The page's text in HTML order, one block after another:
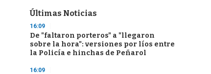
Últimas Noticias
16:09
De "faltaron porteros" a "llegaron
sobre la hora": versiones por líos entre
la Policía e hinchas de Peñarol
16:09